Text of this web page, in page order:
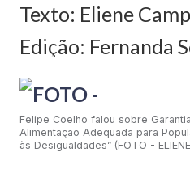
Texto: Eliene
Edição: Fernanda
Felipe Coelho falou sobre
Alimentação Adequada para
às Desigualdades” (FOTO -